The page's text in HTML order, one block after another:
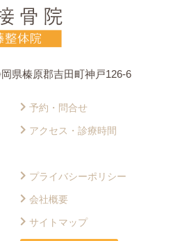
県榛原郡吉田町神戸126-6
予約・問合せ
アクセス・診療時間
プライバシーポリシー
会社概要
サイトマップ